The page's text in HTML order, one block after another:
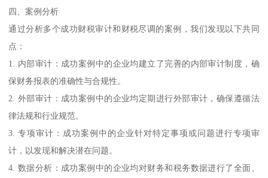
四、案例分析
通过分析多个成功财税审计和财税尽调的案例，我们发现以下共同
点：
1. 内部审计：成功案例中的企业均建立了完善的内部审计制度，确
保财务报表的准确性与合规性。
2. 外部审计：成功案例中的企业均定期进行外部审计，确保遵循法
律法规和行业规范。
3. 专项审计：成功案例中的企业针对特定事项或问题进行专项审
计，以发现和解决潜在问题。
4. 数据分析：成功案例中的企业均对财务和税务数据进行了全面、